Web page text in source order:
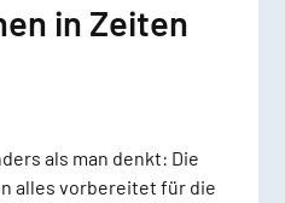
in Zeiten
als man denkt: Die
alles vorbereitet für die